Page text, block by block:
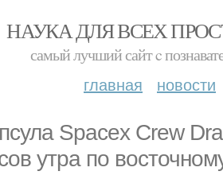
НАУКА ДЛЯ ВСЕХ
самый лучший сайт c
главная новости
Spacex Crew
утра по